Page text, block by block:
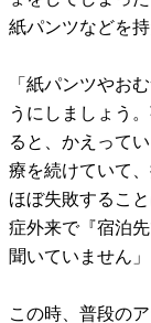
紙パンツなどを
「紙パンツやお
うにしましょう
ると、かえって
療を続けていて
ほぼ失敗するこ
症外来で『宿泊
聞いていません」
この時、普段の